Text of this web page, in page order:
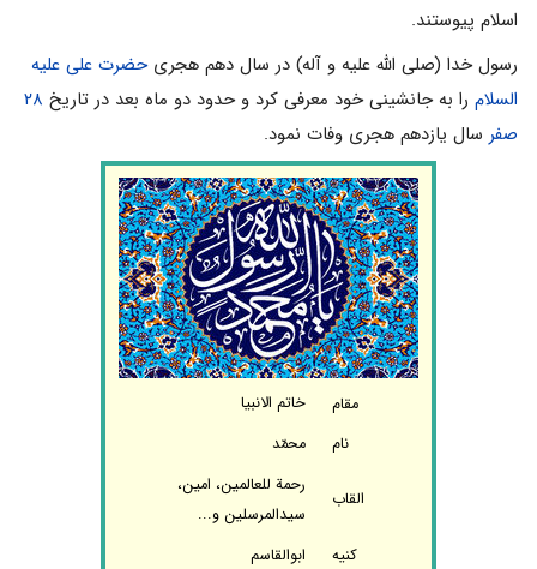
اسلام پیوستند.
رسول خدا (صلی الله علیه و آله) در سال دهم هجریحضرت علی علیه
السلام را به جانشینی خود معرفی کرد و حدود دو ماه بعد در تاریخ ۲۸
صفر سال یازدهم هجری وفات نمود.
مقام
خاتم الانبیا
نام
محمّد
القاب
رحمة للعالمین، امین،
سیدالمرسلین و...
کنیه
ابوالقاسم